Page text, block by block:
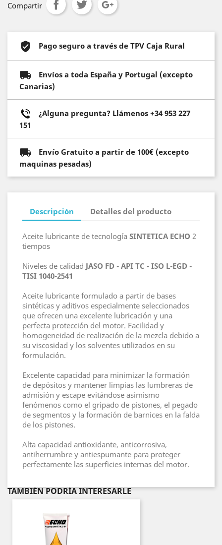
Compartir
Pago seguro a través de TPV Caja Rural
Envíos a toda España y Portugal (excepto
Canarias)
¿Alguna pregunta? Llámenos +34 953 227
151
Envío Gratuito a partir de 100€ (excepto
maquinas pesadas)
Descripción Detalles del producto
Aceite lubricante de tecnología SINTETICA ECHO 2
tiempos
Niveles de calidad JASO FD - API TC - ISO L-EGD -
TISI 1040-2541
Aceite lubricante formulado a partir de bases
sintéticas y aditivos especialmente seleccionados
que ofrecen una excelente lubricación y una
perfecta protección del motor. Facilidad y
homogeneidad de realización de la mezcla debido a
su viscosidad y los solventes utilizados en su
formulación.
Excelente capacidad para minimizar la formación
de depósitos y mantener limpias las lumbreras de
admisión y escape evitándose asimismo
fenómenos como el gripado de pistones, el pegado
de segmentos y la formación de barnices en la falda
de los pistones.
Alta capacidad antioxidante, anticorrosiva,
antiherrumbre y antiespumante para proteger
perfectamente las superficies internas del motor.
TAMBIÉN PODRÍA INTERESARLE